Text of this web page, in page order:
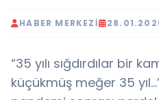
HABER MERKEZI
“35 yılı sığdırdılar bir
küçükmüş meğer 35